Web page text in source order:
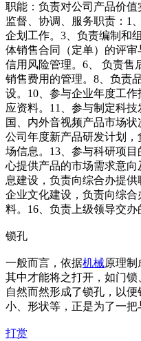
职能：负责对公司产品价值
监督、协调、服务职责：1
企划工作。3、负责编制和
体销售合同（定单）的评
信用风险管理。6、 负责售
销售费用的管理。8、负责
设。10、参与企业年度工
应资料。11、参与制定科
国、内外音视频产品市场
公司年度新产品研发计划
场信息。13、参与科研项
心提供产品的市场需求意
息建设，负责向综合办提
企业文化建设，负责向综
料。16、负责上级领导交办
锁孔
一般而言，依据机械原理制
其中才能将之打开，如门
自然而然形成了锁孔，以
小、形状等，正是为了一把
打赏